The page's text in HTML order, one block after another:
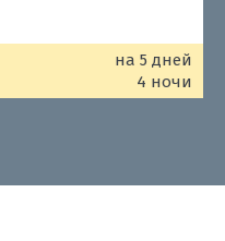
на 5 дней
4 ночи